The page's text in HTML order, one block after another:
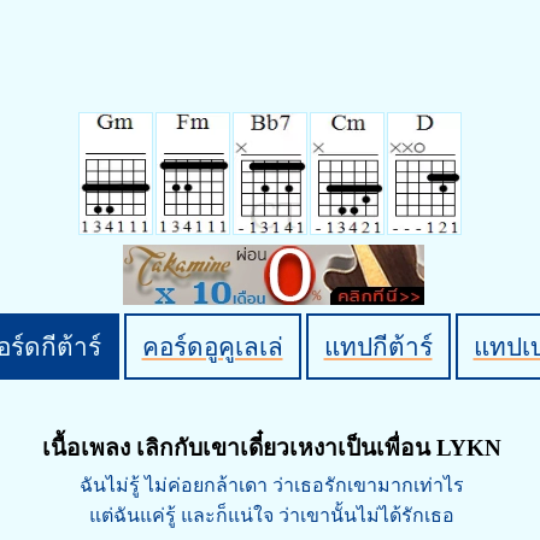
ร์ดกีต้าร์ คอร์ดอูคูเลเล่ แทปกีต้าร์ แทปเ
เนื้อเพลง เลิกกับเขาเดี๋ยวเหงาเป็นเพื่อน LYKN
ฉันไม่รู้ ไม่ค่อยกล้าเดา ว่าเธอรักเขามากเท่าไร
แต่ฉันแค่รู้ และก็แน่ใจ ว่าเขานั้นไม่ได้รักเธอ